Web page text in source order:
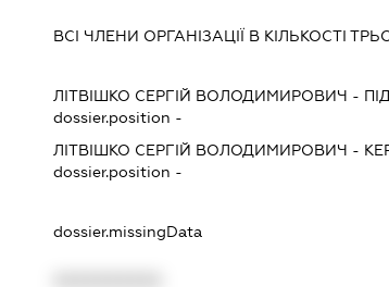
ВСІ ЧЛЕНИ ОРГАНІЗАЦІЇ В КІЛЬКОСТІ
ЛІТВІШКО СЕРГІЙ ВОЛОДИМИРОВИЧ -
dossier.position -
ЛІТВІШКО СЕРГІЙ ВОЛОДИМИРОВИЧ -
dossier.position -
dossier.missingData